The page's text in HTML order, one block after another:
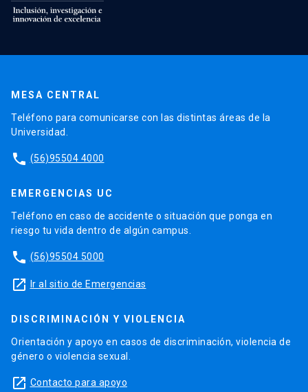
MESA CENTRAL
Teléfono para comunicarse con las distintas áreas de la
Universidad.
phone (56)95504 4000
EMERGENCIAS UC
Teléfono en caso de accidente o situación que ponga en
riesgo tu vida dentro de algún campus.
phone (56)95504 5000
launch Ir al sitio de Emergencias
DISCRIMINACIÓN Y VIOLENCIA
Orientación y apoyo en casos de discriminación, violencia de
género o violencia sexual.
launch Contacto para apoyo